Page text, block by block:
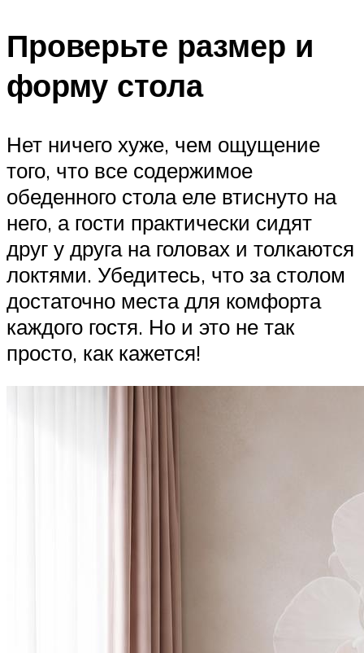
Проверьте размер и
форму стола
Нет ничего хуже, чем ощущение
того, что все содержимое
обеденного стола еле втиснуто на
него, а гости практически сидят
друг у друга на головах и толкаются
локтями. Убедитесь, что за столом
достаточно места для комфорта
каждого гостя. Но и это не так
просто, как кажется!